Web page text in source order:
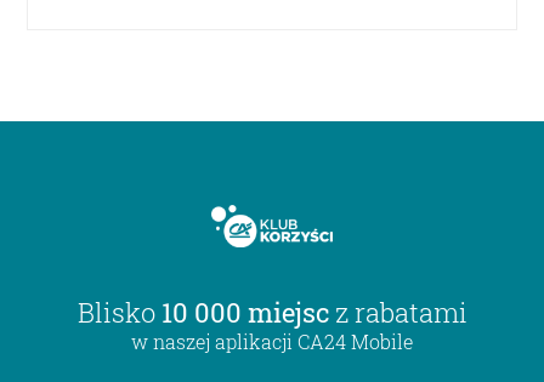
Blisko 10 000 miejsc z rabatami
w naszej aplikacji CA24 Mobile